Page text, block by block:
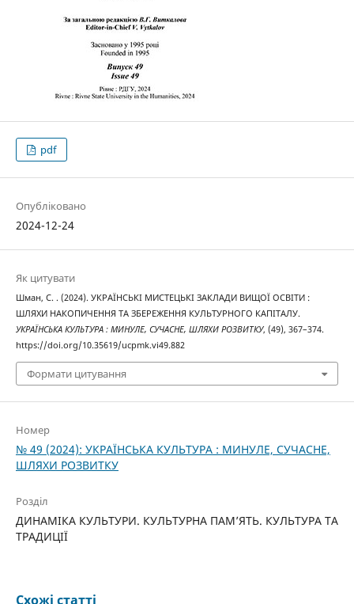
pdf
Опубліковано
2024-12-24
Як цитувати
Шман, С. . (2024). УКРАЇНСЬКІ МИСТЕЦЬКІ ЗАКЛАДИ ВИЩОЇ ОСВІТИ :
ШЛЯХИ НАКОПИЧЕННЯ ТА ЗБЕРЕЖЕННЯ КУЛЬТУРНОГО КАПІТАЛУ.
УКРАЇНСЬКА КУЛЬТУРА : МИНУЛЕ, СУЧАСНЕ, ШЛЯХИ РОЗВИТКУ, (49), 367–374.
https://doi.org/10.35619/ucpmk.vi49.882
Формати цитування
Номер
№ 49 (2024): УКРАЇНСЬКА КУЛЬТУРА : МИНУЛЕ, СУЧАСНЕ,
ШЛЯХИ РОЗВИТКУ
Розділ
ДИНАМІКА КУЛЬТУРИ. КУЛЬТУРНА ПАМ’ЯТЬ. КУЛЬТУРА ТА
ТРАДИЦІЇ
Схожі статті